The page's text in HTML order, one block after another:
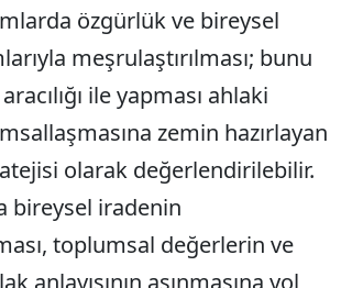
özgürlük ve bireysel
meşrulaştırılması; bunu
ile yapması ahlaki
zemin hazırlayan
olarak değerlendirilebilir.
bireysel iradenin
toplumsal değerlerin ve